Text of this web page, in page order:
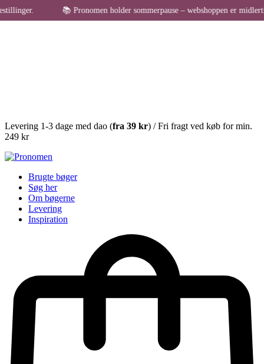
Levering 1-3 dage med dao (fra 39 kr) / Fri fragt ved køb for min.
249 kr
Brugte bøger
Søg her
Om bøgerne
Levering
Inspiration
📚 Pronomen holder sommerpause – webshoppen er